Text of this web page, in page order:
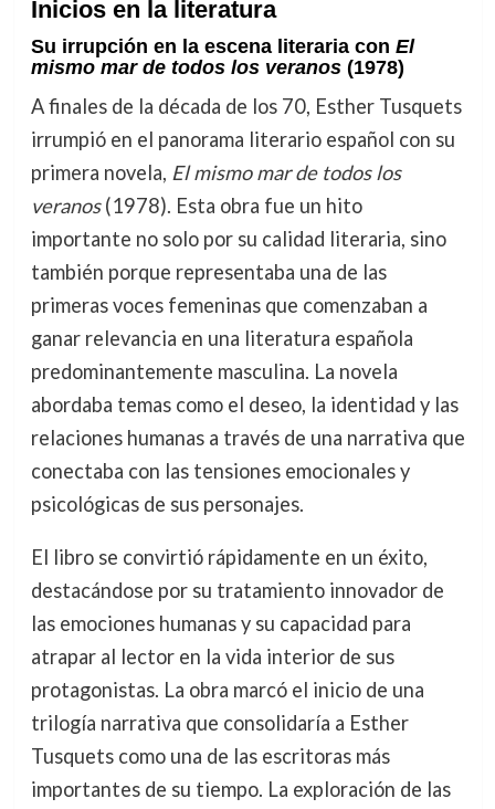
Inicios en la literatura
Su irrupción en la escena literaria con El
mismo mar de todos los veranos(1978)
A finales de la década de los 70, Esther Tusquets
irrumpió en el panorama literario español con su
primera novela, El mismo mar de todos los
veranos(1978). Esta obra fue un hito
importante no solo por su calidad literaria, sino
también porque representaba una de las
primeras voces femeninas que comenzaban a
ganar relevancia en una literatura española
predominantemente masculina. La novela
abordaba temas como el deseo, la identidad y las
relaciones humanas a través de una narrativa que
conectaba con las tensiones emocionales y
psicológicas de sus personajes.
El libro se convirtió rápidamente en un éxito,
destacándose por su tratamiento innovador de
las emociones humanas y su capacidad para
atrapar al lector en la vida interior de sus
protagonistas. La obra marcó el inicio de una
trilogía narrativa que consolidaría a Esther
Tusquets como una de las escritoras más
importantes de su tiempo. La exploración de las